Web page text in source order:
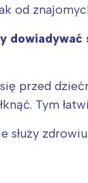
od
przed
Tym
służy zdrowiu.